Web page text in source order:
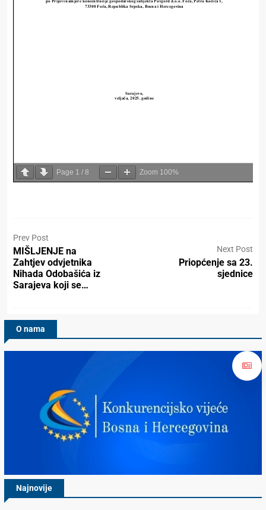
Page 1 / 8 Zoom 100%
Prev Post
MIŠLJENJE na
Zahtjev odvjetnika
Nihada Odobašića iz
Sarajeva koji se…
Next Post
Priopćenje sa 23.
sjednice
O nama
Najnovije